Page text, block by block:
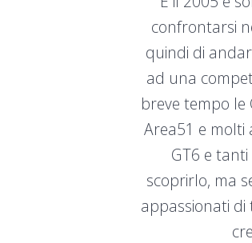
confrontarsi
quindi di
ad una
breve tempo le
Area51 e molti
GT6 e
scoprirlo, ma
appassionati di